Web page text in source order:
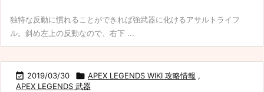
独特な反動に慣れることができれば強武器に化けるアサルトライフ
ル。斜め左上の反動なので、右下 ...
 2019/03/30  APEX LEGENDS WIKI 攻略情報 ,
APEX LEGENDS 武器